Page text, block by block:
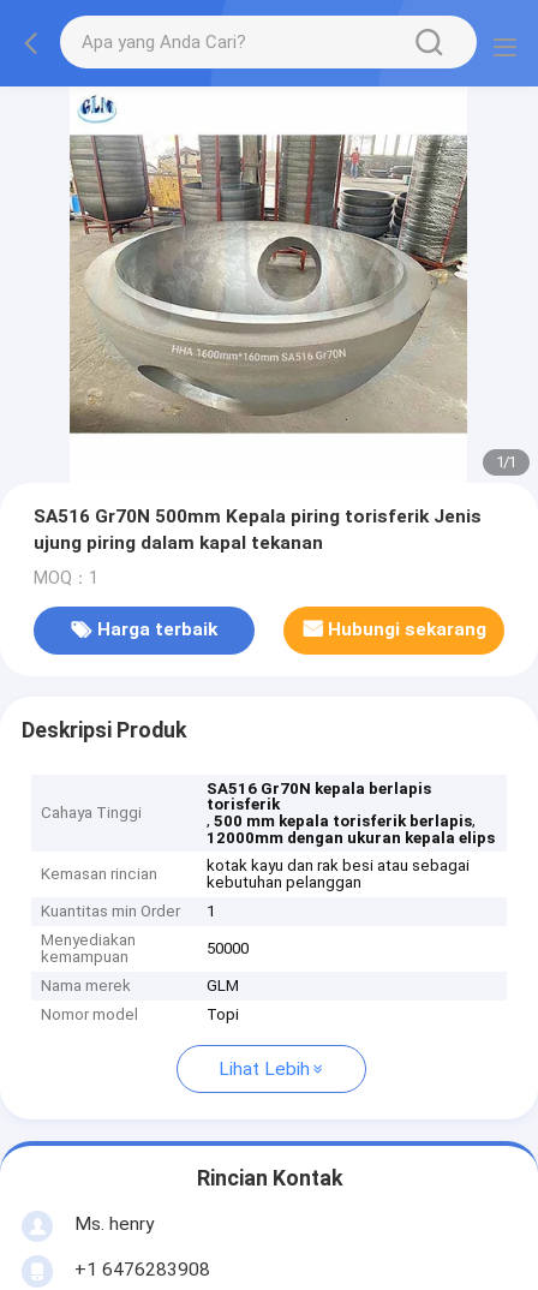
1/1
SA516 Gr70N 500mm Kepala piring torisferik Jenis
ujung piring dalam kapal tekanan
MOQ：1
Harga terbaik Hubungi sekarang
Deskripsi Produk
Cahaya Tinggi
SA516 Gr70N kepala berlapis
torisferik
,500 mm kepala torisferik berlapis,
12000mm dengan ukuran kepala elips
Kemasan rincian
kotak kayu dan rak besi atau sebagai
kebutuhan pelanggan
Kuantitas min Order
1
Menyediakan
kemampuan
50000
Nama merek
GLM
Nomor model
Topi
Lihat Lebih
Rincian Kontak
Ms. henry
+1 6476283908